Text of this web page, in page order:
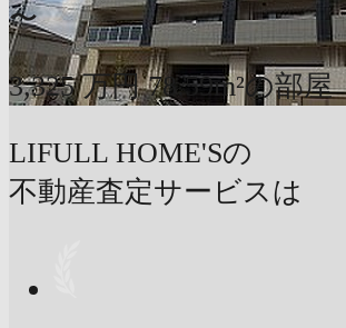
〜
3,325 万円 78.59m²の部屋
LIFULL HOME'Sの
不動産査定サービスは